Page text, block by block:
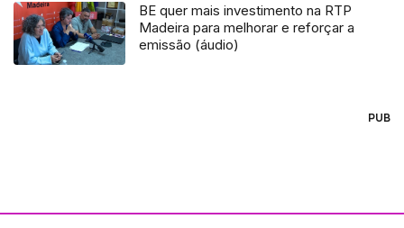
BE quer mais investimento na RTP
Madeira para melhorar e reforçar a
emissão (áudio)
PUB